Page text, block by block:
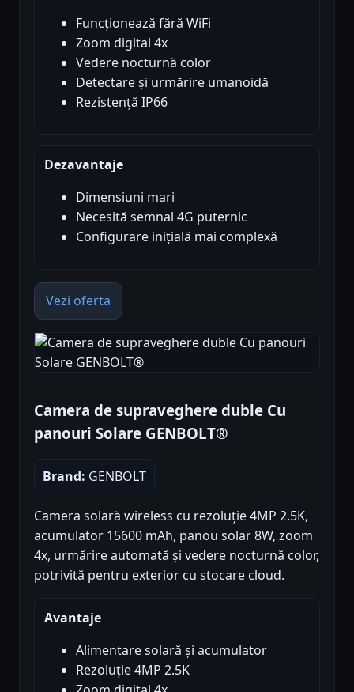
Funcționează fără WiFi
Zoom digital 4x
Vedere nocturnă color
Detectare și urmărire umanoidă
Rezistență IP66
Dezavantaje
Dimensiuni mari
Necesită semnal 4G puternic
Configurare inițială mai complexă
Vezi oferta
Camera de supraveghere duble Cu
panouri Solare GENBOLT®
Brand: GENBOLT
Camera solară wireless cu rezoluție 4MP 2.5K,
acumulator 15600 mAh, panou solar 8W, zoom
4x, urmărire automată și vedere nocturnă color,
potrivită pentru exterior cu stocare cloud.
Avantaje
Alimentare solară și acumulator
Rezoluție 4MP 2.5K